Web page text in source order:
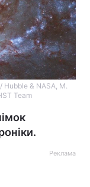
Hubble & NASA, M.
Team
Реклама